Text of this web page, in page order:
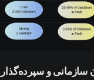
سازمانی و